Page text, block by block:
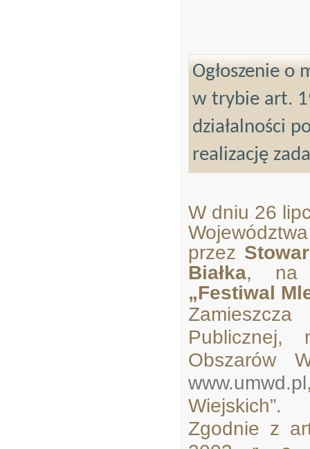
Ogłoszenie o
w trybie art.
działalności
realizację
W dniu 26
przez
Białka, na
„Festiwal
Publicznej,
Obszarów
www.umwd.pl
Wiejskich”.
Zgodnie z